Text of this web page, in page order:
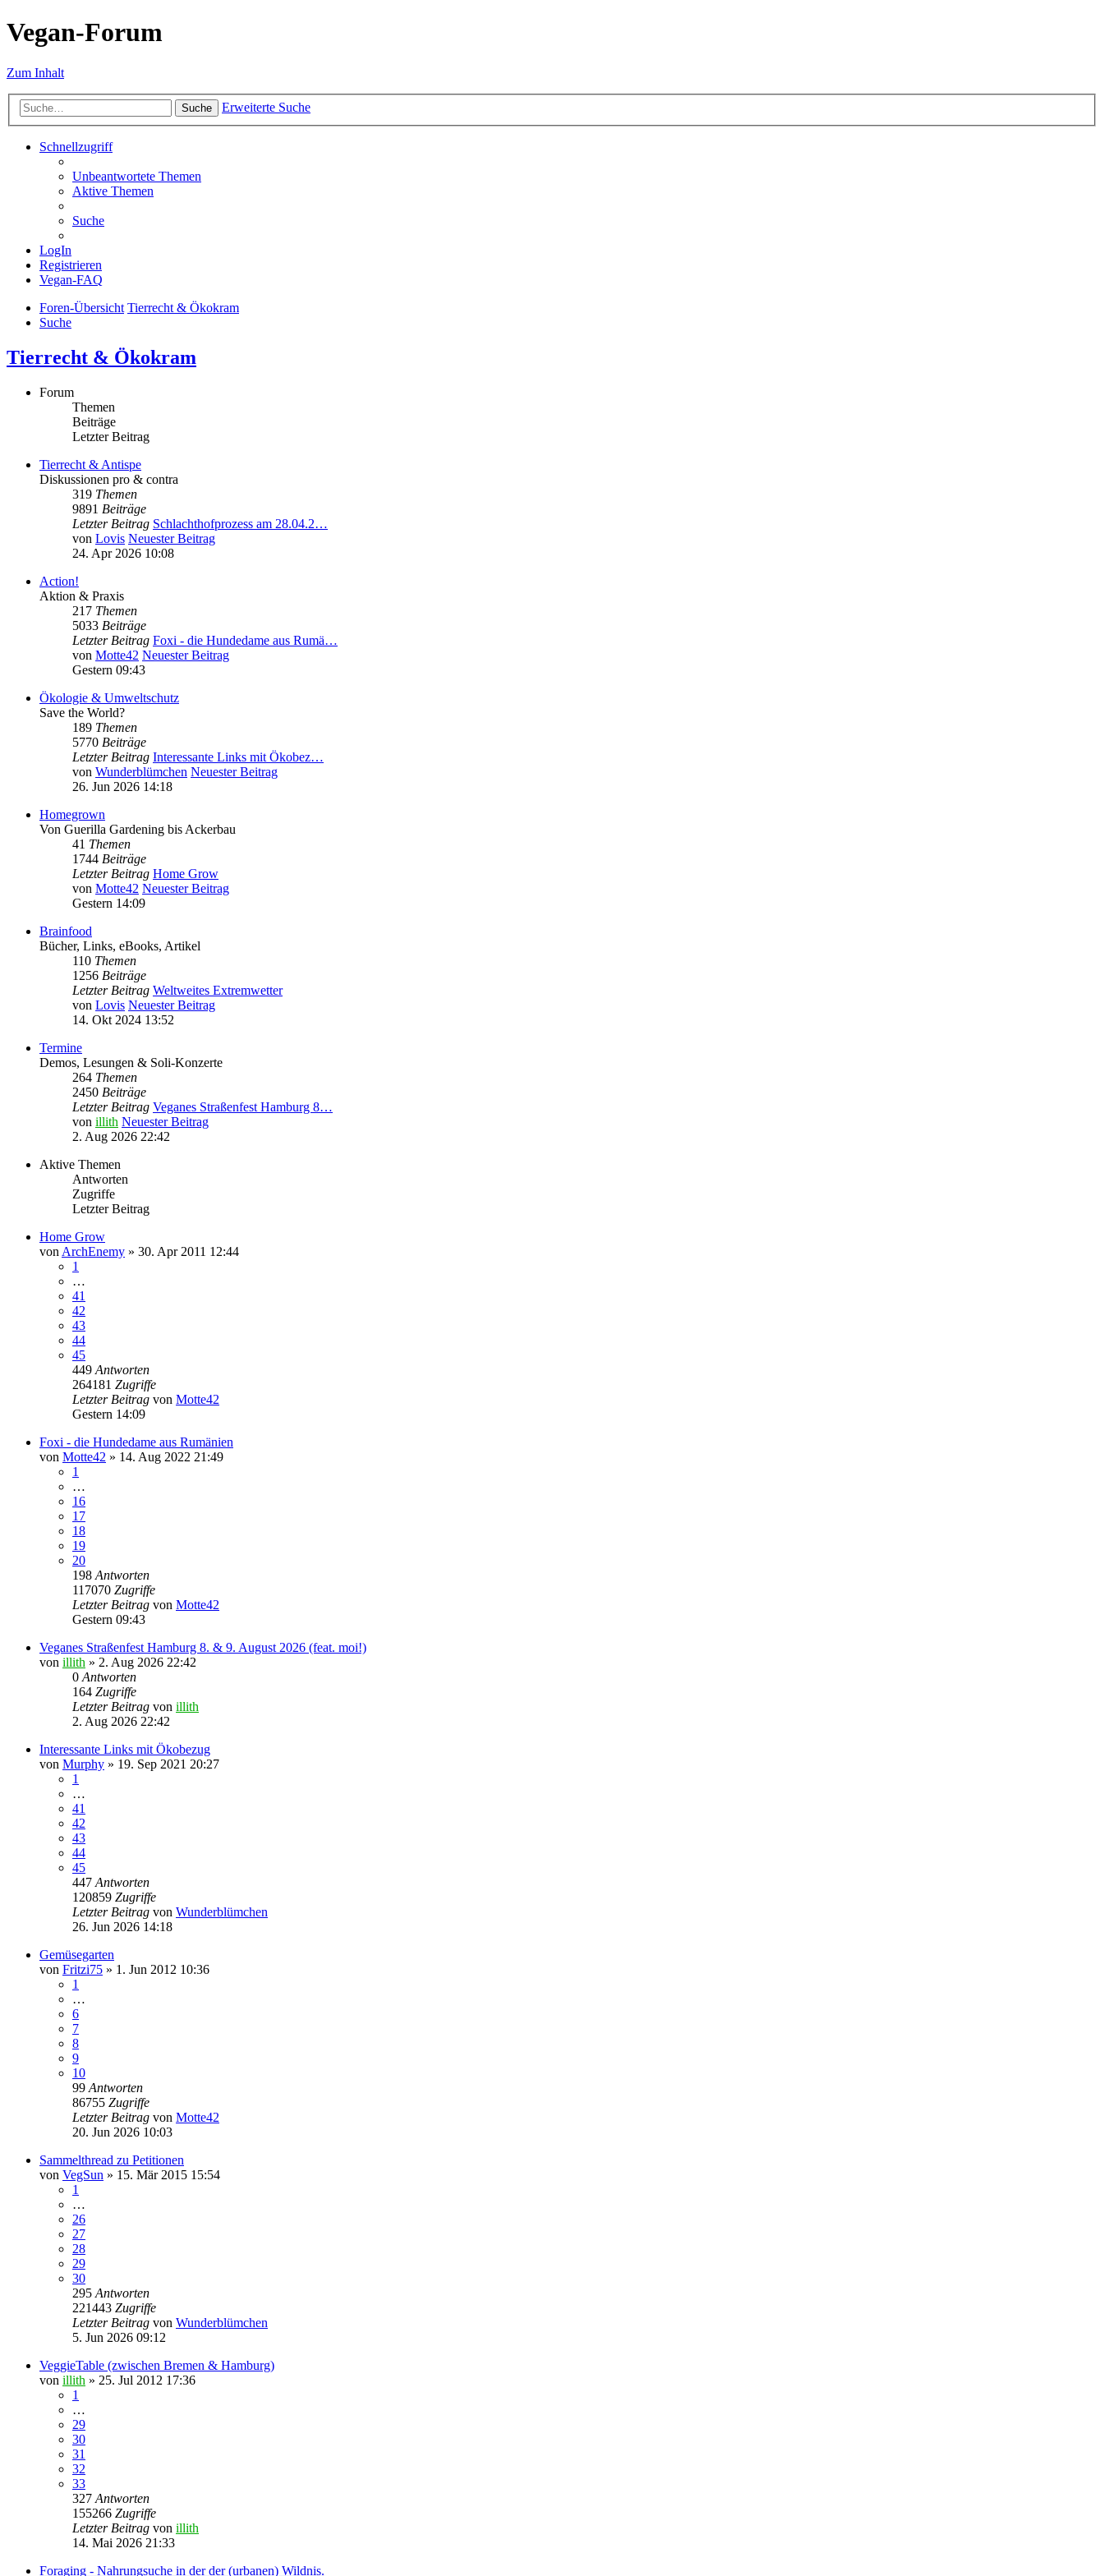
Vegan-Forum
Zum Inhalt
Suche Erweiterte Suche
Schnellzugriff
Unbeantwortete Themen
Aktive Themen
Suche
LogIn
Registrieren
Vegan-FAQ
Foren-Übersicht Tierrecht & Ökokram
Suche
Tierrecht & Ökokram
Forum
Themen
Beiträge
Letzter Beitrag
Tierrecht & Antispe
Diskussionen pro & contra
319 Themen
9891 Beiträge
Letzter Beitrag Schlachthofprozess am 28.04.2…
von Lovis Neuester Beitrag
24. Apr 2026 10:08
Action!
Aktion & Praxis
217 Themen
5033 Beiträge
Letzter Beitrag Foxi - die Hundedame aus Rumä…
von Motte42 Neuester Beitrag
Gestern 09:43
Ökologie & Umweltschutz
Save the World?
189 Themen
5770 Beiträge
Letzter Beitrag Interessante Links mit Ökobez…
von Wunderblümchen Neuester Beitrag
26. Jun 2026 14:18
Homegrown
Von Guerilla Gardening bis Ackerbau
41 Themen
1744 Beiträge
Letzter Beitrag Home Grow
von Motte42 Neuester Beitrag
Gestern 14:09
Brainfood
Bücher, Links, eBooks, Artikel
110 Themen
1256 Beiträge
Letzter Beitrag Weltweites Extremwetter
von Lovis Neuester Beitrag
14. Okt 2024 13:52
Termine
Demos, Lesungen & Soli-Konzerte
264 Themen
2450 Beiträge
Letzter Beitrag Veganes Straßenfest Hamburg 8…
von illith Neuester Beitrag
2. Aug 2026 22:42
Aktive Themen
Antworten
Zugriffe
Letzter Beitrag
Home Grow
von ArchEnemy » 30. Apr 2011 12:44
1
…
41
42
43
44
45
449 Antworten
264181 Zugriffe
Letzter Beitrag von Motte42
Gestern 14:09
Foxi - die Hundedame aus Rumänien
von Motte42 » 14. Aug 2022 21:49
1
…
16
17
18
19
20
198 Antworten
117070 Zugriffe
Letzter Beitrag von Motte42
Gestern 09:43
Veganes Straßenfest Hamburg 8. & 9. August 2026 (feat. moi!)
von illith » 2. Aug 2026 22:42
0 Antworten
164 Zugriffe
Letzter Beitrag von illith
2. Aug 2026 22:42
Interessante Links mit Ökobezug
von Murphy » 19. Sep 2021 20:27
1
…
41
42
43
44
45
447 Antworten
120859 Zugriffe
Letzter Beitrag von Wunderblümchen
26. Jun 2026 14:18
Gemüsegarten
von Fritzi75 » 1. Jun 2012 10:36
1
…
6
7
8
9
10
99 Antworten
86755 Zugriffe
Letzter Beitrag von Motte42
20. Jun 2026 10:03
Sammelthread zu Petitionen
von VegSun » 15. Mär 2015 15:54
1
…
26
27
28
29
30
295 Antworten
221443 Zugriffe
Letzter Beitrag von Wunderblümchen
5. Jun 2026 09:12
VeggieTable (zwischen Bremen & Hamburg)
von illith » 25. Jul 2012 17:36
1
…
29
30
31
32
33
327 Antworten
155266 Zugriffe
Letzter Beitrag von illith
14. Mai 2026 21:33
Foraging - Nahrungsuche in der der (urbanen) Wildnis.